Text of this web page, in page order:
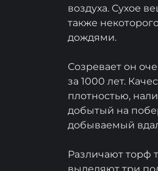
воздуха. Сухое
также
дождями.
Созревает он
за 1000 лет.
плотностью,
добытый на
добываемый
Различают торф